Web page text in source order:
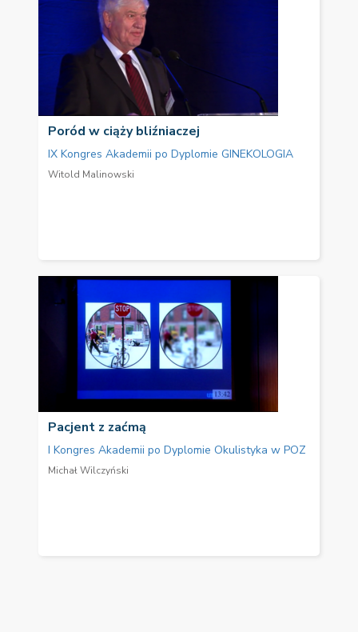
Poród w ciąży bliźniaczej
IX Kongres Akademii po Dyplomie GINEKOLOGIA
Witold Malinowski
Pacjent z zaćmą
I Kongres Akademii po Dyplomie Okulistyka w POZ
Michał Wilczyński